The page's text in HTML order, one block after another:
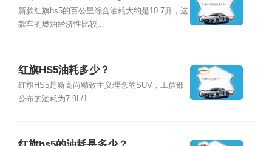
新款红旗hs5的百公里综合油耗大约是10.7升，这
款车的燃油经济性比较...
红旗HS5油耗多少？
红旗HS5是新高尚精致主义理念的SUV，工信部
公布的油耗为7.9L/1...